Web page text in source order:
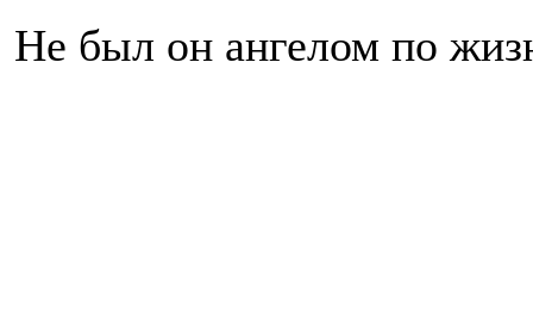
Не был он ангелом по